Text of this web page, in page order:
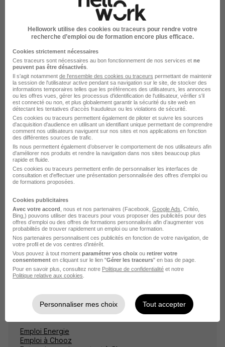
Voir l’offre
il y a 16 jours
Créez une alerte
Soyez alerté des nouvelles offres pour cette
recherche dès leur parution.
Créer mon alerte
CGUet déclarez avoir pris connaissance de la
politique de protection des données du site
hellowork.com.
Élargissez votre recherche
Emploi Energie Chooz
Emploi Energie
Emploi à Chooz
Hellowork utilise des cookies ou traceurs pour rendre votre
recherche d’emploi ou de formation encore plus efficace.
Cookies strictement nécessaires
Ces traceurs sont nécessaires au bon fonctionnement de nos services et ne
peuvent pas être désactivés
Il s'agit notamment de l'ensemble des cookies ou traceurs permettant de maintenir
la session de l'utilisateur active pendant sa navigation sur le site, de stocker des
informations temporaires telles que les préférences des utilisateurs, les annonces
ou les offres vues, gérer les processus d'identification de l'utilisateur, vérifier s'il
est connecté ou non, et plus globalement garantir la sécurité du site web en
détectant les tentatives d'accès frauduleux ou les violations de sécurité.
Ces cookies ou traceurs permettent également de piloter et suivre les sources
d'acquisition d'audience en utilisant un identifiant unique permettant de comprendre
comment nos utilisateurs naviguent sur nos sites et nos applications en fonction
des différentes sources de trafic.
Ils nous permettent également d’observer le comportement de nos utilisateurs afin
d'améliorer nos produits et rendre la navigation dans nos sites beaucoup plus
rapide et fluide.
Ces cookies ou traceurs permettent enfin de personnaliser les interfaces de
consultation et d'effectuer une présentation personnalisée des offres d'emploi ou
de formations proposées.
Cookies publicitaires
Avec votre accord , nous et nos partenaires (Facebook, Google Ads , Critéo,
Bing,) pouvons utiliser des traceurs pour vous proposer des publicités pour des
offres d’emploi ou des offres de formations personnalisés afin d’augmenter vos
probabilités de trouver rapidement un emploi ou une formation.
Nos partenaires personnalisent ces publicités en fonction de votre navigation, de
votre profil et de vos centres d’intérêt.
Vous pouvez à tout moment paramétrer vos choix ou retirer votre
consentement en cliquant sur le lien "Gérer les traceurs" en bas de page.
Pour en savoir plus, consultez notre Politique de confidentialité et notre
Politique relative aux cookies
Personnaliser mes choix Tout accepter